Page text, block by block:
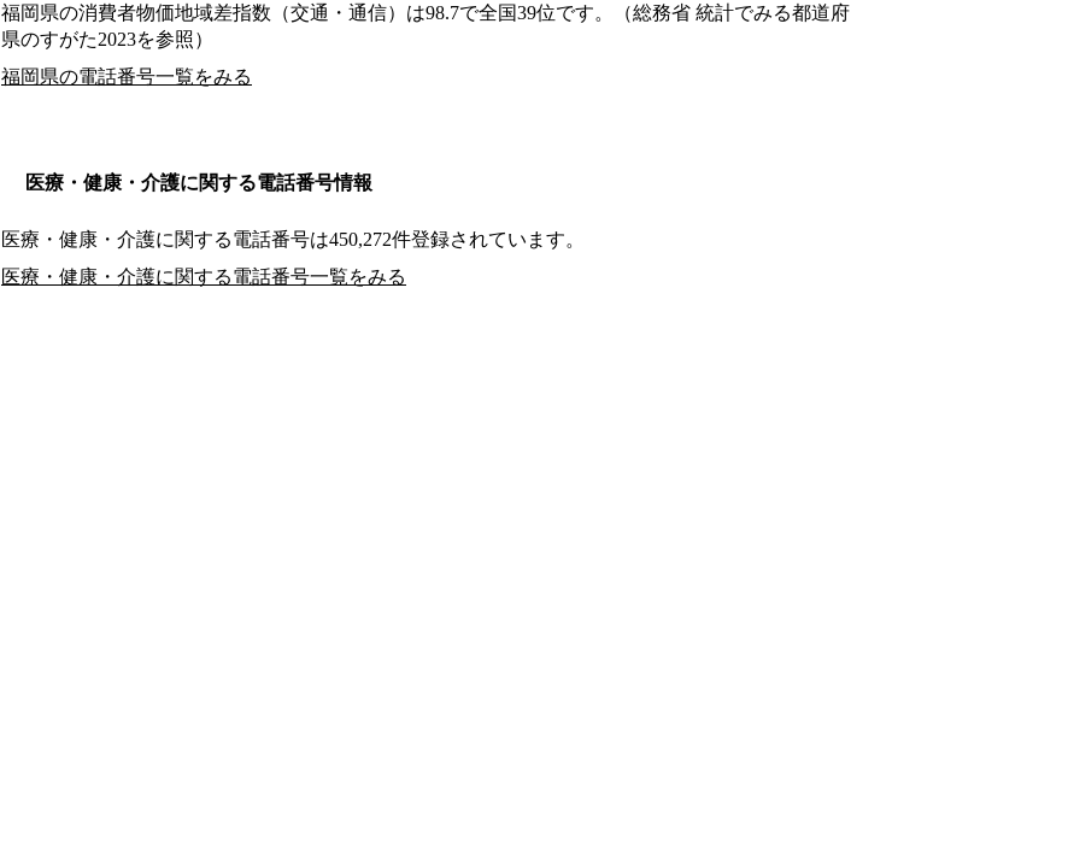
福岡県の消費者物価地域差指数（交通・通信）は98.7で全国39位です。（総務省 統計でみる都道府
県のすがた2023を参照）
福岡県の電話番号一覧をみる
医療・健康・介護に関する電話番号情報
医療・健康・介護に関する電話番号は450,272件登録されています。
医療・健康・介護に関する電話番号一覧をみる